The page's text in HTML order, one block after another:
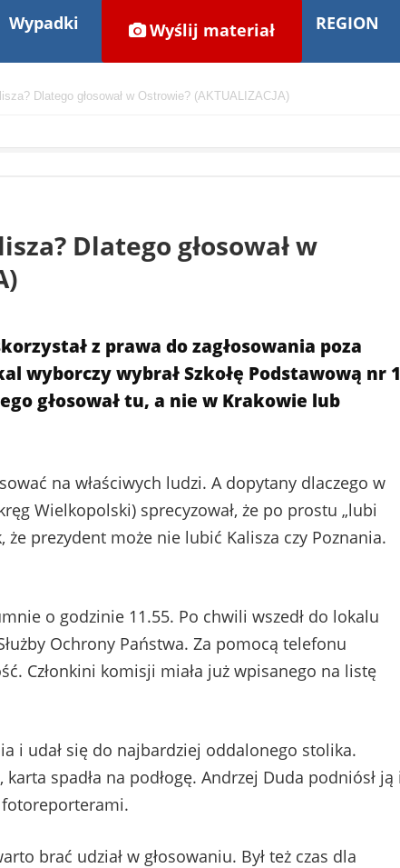
Wypadki Wyślij materiał REGION
Dlatego głosował w Ostrowie? (AKTUALIZACJA)
Dlatego głosował w
z prawa do zagłosowania poza
wyborczy wybrał Szkołę Podstawową nr 1
głosował tu, a nie w Krakowie lub
na właściwych ludzi. A dopytany dlaczego w
Wielkopolski) sprecyzował, że po prostu „lubi
że prezydent może nie lubić Kalisza czy Poznania.
o godzinie 11.55. Po chwili wszedł do lokalu
Ochrony Państwa. Za pomocą telefonu
Członkini komisji miała już wpisanego na listę
i udał się do najbardziej oddalonego stolika.
spadła na podłogę. Andrzej Duda podniósł ją i
fotoreporterami.
brać udział w głosowaniu. Był też czas dla